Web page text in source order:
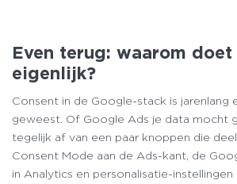
Even terug: waarom
eigenlijk?
Consent in de Google-stack is jarenlang
geweest. Of Google Ads je data mocht
tegelijk af van een paar knoppen die
Consent Mode aan de Ads-kant, de
in Analytics en personalisatie-